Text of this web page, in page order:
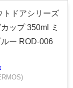
トドアシリーズ
ップ 350ml ミ
ー ROD-006